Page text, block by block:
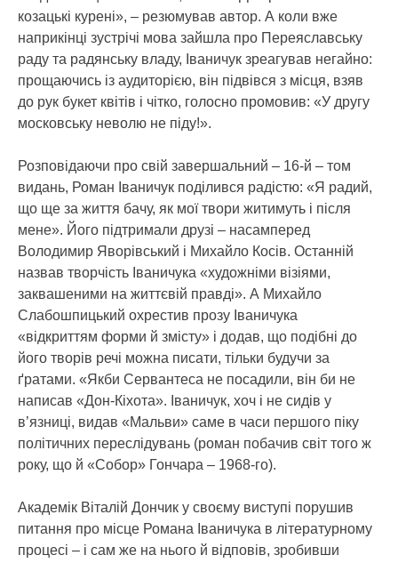
козацькі курені», – резюмував автор. А коли вже
наприкінці зустрічі мова зайшла про Переяславську
раду та радянську владу, Іваничук зреагував негайно:
прощаючись із аудиторією, він підвівся з місця, взяв
до рук букет квітів і чітко, голосно промовив: «У другу
московську неволю не піду!».
Розповідаючи про свій завершальний – 16-й – том
видань, Роман Іваничук поділився радістю: «Я радий,
що ще за життя бачу, як мої твори житимуть і після
мене». Його підтримали друзі – насамперед
Володимир Яворівський і Михайло Косів. Останній
назвав творчість Іваничука «художніми візіями,
заквашеними на життєвій правді». А Михайло
Слабошпицький охрестив прозу Іваничука
«відкриттям форми й змісту» і додав, що подібні до
його творів речі можна писати, тільки будучи за
ґратами. «Якби Сервантеса не посадили, він би не
написав «Дон-Кіхота». Іваничук, хоч і не сидів у
в’язниці, видав «Мальви» саме в часи першого піку
політичних переслідувань (роман побачив світ того ж
року, що й «Собор» Гончара – 1968-го).
Академік Віталій Дончик у своєму виступі порушив
питання про місце Романа Іваничука в літературному
процесі – і сам же на нього й відповів, зробивши